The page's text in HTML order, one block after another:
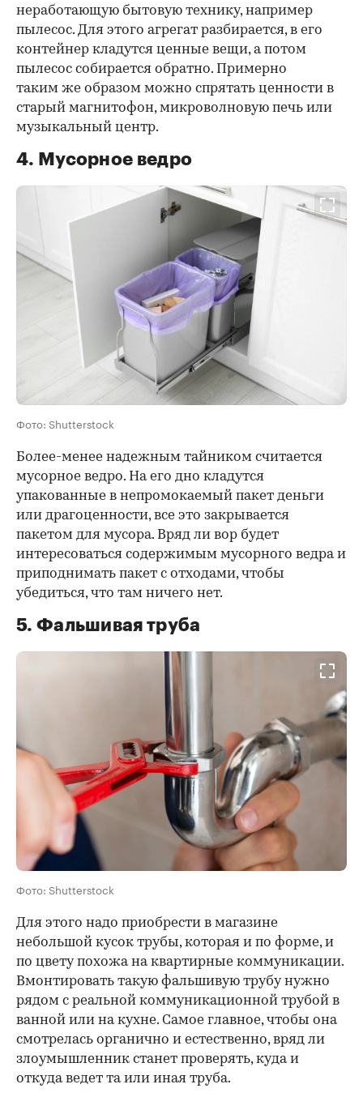
неработающую бытовую технику, например
пылесос. Для этого агрегат разбирается, в его
контейнер кладутся ценные вещи, а потом
пылесос собирается обратно. Примерно
таким же образом можно спрятать ценности в
старый магнитофон, микроволновую печь или
музыкальный центр.
4. Мусорное ведро
Фото: Shutterstock
Более-менее надежным тайником считается
мусорное ведро. На его дно кладутся
упакованные в непромокаемый пакет деньги
или драгоценности, все это закрывается
пакетом для мусора. Вряд ли вор будет
интересоваться содержимым мусорного ведра и
приподнимать пакет с отходами, чтобы
убедиться, что там ничего нет.
5. Фальшивая труба
Фото: Shutterstock
Для этого надо приобрести в магазине
небольшой кусок трубы, которая и по форме, и
по цвету похожа на квартирные коммуникации.
Вмонтировать такую фальшивую трубу нужно
рядом с реальной коммуникационной трубой в
ванной или на кухне. Самое главное, чтобы она
смотрелась органично и естественно, вряд ли
злоумышленник станет проверять, куда и
откуда ведет та или иная труба.